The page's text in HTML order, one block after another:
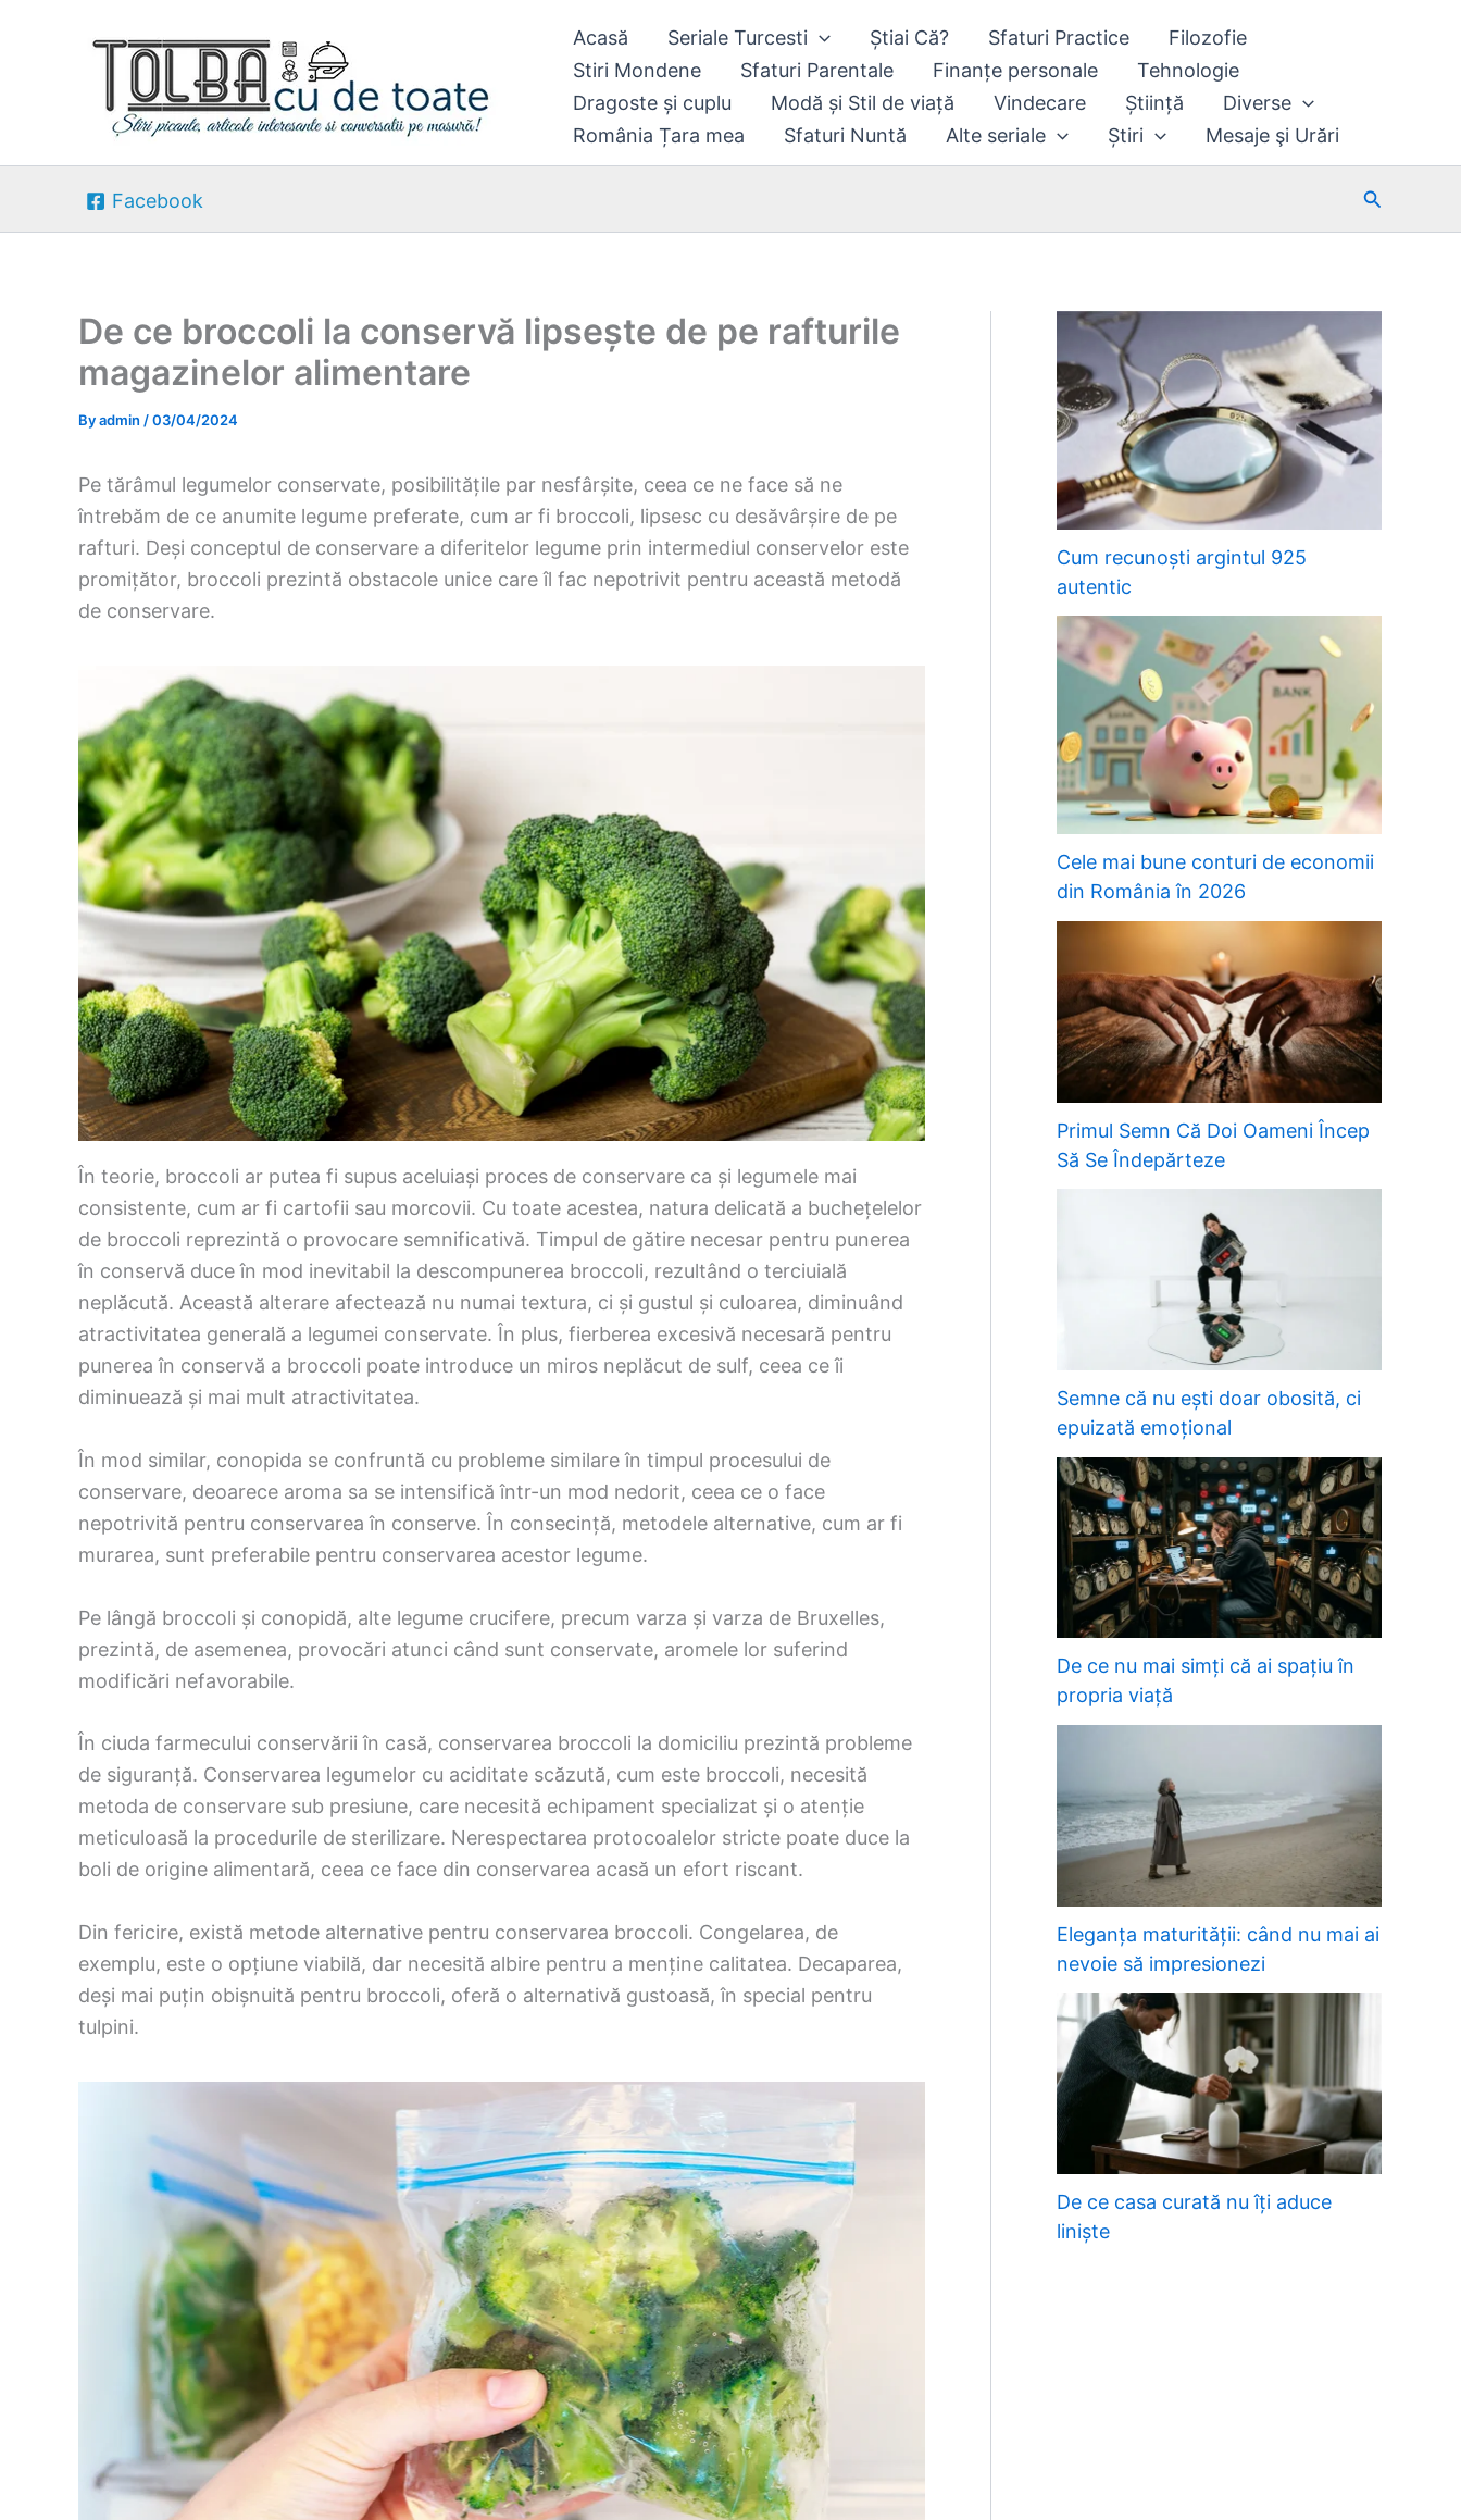
Acasă Seriale Turcesti Știai Că? Sfaturi Practice
Filozofie
Stiri Mondene
Sfaturi Parentale Finanțe personale
Tehnologie
Dragoste și cuplu
Modă și Stil de viață Vindecare Știință
Diverse
România Țara mea
Sfaturi Nuntă Alte seriale Știri Mesaje şi Urări
Facebook Search
De ce broccoli la conservă lipsește de pe rafturile
magazinelor alimentare
Byadmin /03/04/2024
Pe tărâmul legumelor conservate, posibilitățile par nesfârșite, ceea ce ne face să ne
întrebăm de ce anumite legume preferate, cum ar fi broccoli, lipsesc cu desăvârșire de pe
rafturi. Deși conceptul de conservare a diferitelor legume prin intermediul conservelor este
promițător, broccoli prezintă obstacole unice care îl fac nepotrivit pentru această metodă
de conservare.
În teorie, broccoli ar putea fi supus aceluiași proces de conservare ca și legumele mai
consistente, cum ar fi cartofii sau morcovii. Cu toate acestea, natura delicată a buchețelelor
de broccoli reprezintă o provocare semnificativă. Timpul de gătire necesar pentru punerea
în conservă duce în mod inevitabil la descompunerea broccoli, rezultând o terciuială
neplăcută. Această alterare afectează nu numai textura, ci și gustul și culoarea, diminuând
atractivitatea generală a legumei conservate. În plus, fierberea excesivă necesară pentru
punerea în conservă a broccoli poate introduce un miros neplăcut de sulf, ceea ce îi
diminuează și mai mult atractivitatea.
În mod similar, conopida se confruntă cu probleme similare în timpul procesului de
conservare, deoarece aroma sa se intensifică într-un mod nedorit, ceea ce o face
nepotrivită pentru conservarea în conserve. În consecință, metodele alternative, cum ar fi
murarea, sunt preferabile pentru conservarea acestor legume.
Pe lângă broccoli și conopidă, alte legume crucifere, precum varza și varza de Bruxelles,
prezintă, de asemenea, provocări atunci când sunt conservate, aromele lor suferind
modificări nefavorabile.
În ciuda farmecului conservării în casă, conservarea broccoli la domiciliu prezintă probleme
de siguranță. Conservarea legumelor cu aciditate scăzută, cum este broccoli, necesită
metoda de conservare sub presiune, care necesită echipament specializat și o atenție
meticuloasă la procedurile de sterilizare. Nerespectarea protocoalelor stricte poate duce la
boli de origine alimentară, ceea ce face din conservarea acasă un efort riscant.
Din fericire, există metode alternative pentru conservarea broccoli. Congelarea, de
exemplu, este o opțiune viabilă, dar necesită albire pentru a menține calitatea. Decaparea,
deși mai puțin obișnuită pentru broccoli, oferă o alternativă gustoasă, în special pentru
tulpini.
Cum recunoști argintul 925
autentic
Cele mai bune conturi de economii
din România în 2026
Primul Semn Că Doi Oameni Încep
Să Se Îndepărteze
Semne că nu ești doar obosită, ci
epuizată emoțional
De ce nu mai simți că ai spațiu în
propria viață
Eleganța maturității: când nu mai ai
nevoie să impresionezi
De ce casa curată nu îți aduce
liniște